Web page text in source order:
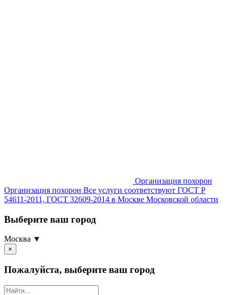
Организация похорон
Организация похорон Все услуги соответствуют ГОСТ Р
54611-2011, ГОСТ 32609-2014 в Москве Московской области
Выберите ваш город
Москва ▼
×
Пожалуйста, выберите ваш город